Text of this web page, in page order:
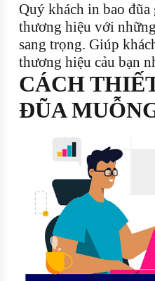
Quý khách in bao
thương hiệu với
sang trọng. Giúp
thương hiệu cảu bạn
CÁCH
ĐŨA